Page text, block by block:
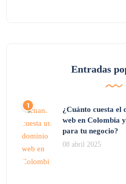
Entradas
¿Cuánto cuesta el
web en Colombia
para tu negocio?
08 abril 2025